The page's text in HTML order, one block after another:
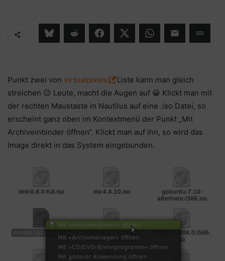
Punkt zwei von virtualpixels
Liste kann man gleich
streichen 😉 Leute, macht die Augen auf 😀 Klickt man mit
der rechten Maustaste in Nautilus auf eine .iso Datei, so
erscheint ganz oben im Kontextmenü der Punkt „Mit
Archiveinbinder öffnen“. Klickt man auf ihn, so wird das
Image direkt in das System eingebunden.